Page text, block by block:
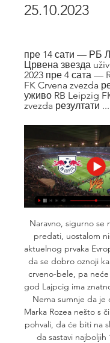
25.10.2023
пре 14 сати — РБ
Црвена звезда
2023 пре 4 сата —
FK Crvena zvezda
уживо RB Leipzig
zvezda резултати ...
Naravno, sigurno se
predati, uostalom
aktuelnog prvaka
da se dobro oznoji
crveno-bele, pa
god Lajpcig ima
Nema sumnje da je
Marka Rozea nešto s
pohvali, da će biti na
da sastavi najboljih